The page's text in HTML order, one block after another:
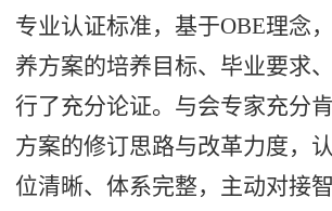
专业认证标准，基于OBE理念
养方案的培养目标、毕业要求
行了充分论证。与会专家充分
方案的修订思路与改革力度，
位清晰、体系完整，主动对接